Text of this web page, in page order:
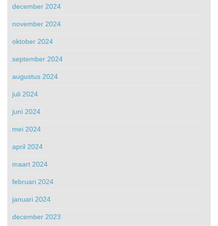
december 2024
november 2024
oktober 2024
september 2024
augustus 2024
juli 2024
juni 2024
mei 2024
april 2024
maart 2024
februari 2024
januari 2024
december 2023